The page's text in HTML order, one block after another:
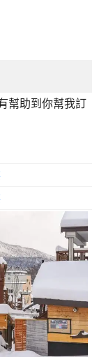
幫助到你幫我訂